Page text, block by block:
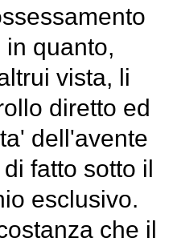
quanto,
vista, li
diretto ed
dell'avente
fatto sotto il
esclusivo.
che il